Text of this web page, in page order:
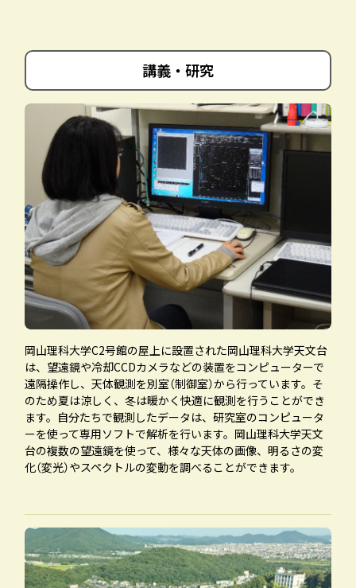
理大ホームページ
入試情報
WEBシラバス
講義・研究
岡山理科大学C2号館の屋上に設置された岡山理科大学天文台
は、望遠鏡や冷却CCDカメラなどの装置をコンピューターで
遠隔操作し、天体観測を別室（制御室）から行っています。そ
のため夏は涼しく、冬は暖かく快適に観測を行うことができ
ます。自分たちで観測したデータは、研究室のコンピュータ
ーを使って専用ソフトで解析を行います。岡山理科大学天文
台の複数の望遠鏡を使って、様々な天体の画像、明るさの変
化（変光）やスペクトルの変動を調べることができます。